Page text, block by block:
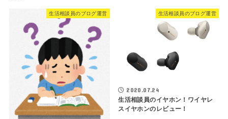
生活相談員のブログ運営 生活相談員のブログ運営
2020.07.24
生活相談員のイヤホン！ワイヤレ
スイヤホンのレビュー！